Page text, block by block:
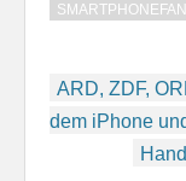
ARD, ZDF,
dem iPhone